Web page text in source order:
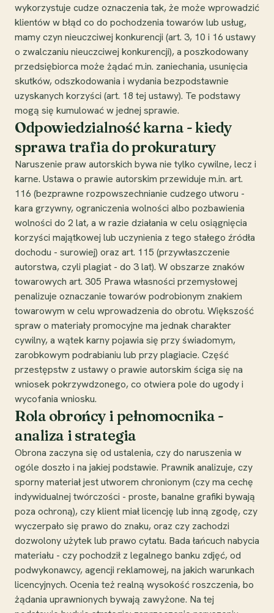
wykorzystuje cudze oznaczenia tak, że może wprowadzić
klientów w błąd co do pochodzenia towarów lub usług,
mamy czyn nieuczciwej konkurencji (art. 3, 10 i 16 ustawy
o zwalczaniu nieuczciwej konkurencji), a poszkodowany
przedsiębiorca może żądać m.in. zaniechania, usunięcia
skutków, odszkodowania i wydania bezpodstawnie
uzyskanych korzyści (art. 18 tej ustawy). Te podstawy
mogą się kumulować w jednej sprawie.
Odpowiedzialność karna - kiedy
sprawa trafia do prokuratury
Naruszenie praw autorskich bywa nie tylko cywilne, lecz i
karne. Ustawa o prawie autorskim przewiduje m.in. art.
116 (bezprawne rozpowszechnianie cudzego utworu -
kara grzywny, ograniczenia wolności albo pozbawienia
wolności do 2 lat, a w razie działania w celu osiągnięcia
korzyści majątkowej lub uczynienia z tego stałego źródła
dochodu - surowiej) oraz art. 115 (przywłaszczenie
autorstwa, czyli plagiat - do 3 lat). W obszarze znaków
towarowych art. 305 Prawa własności przemysłowej
penalizuje oznaczanie towarów podrobionym znakiem
towarowym w celu wprowadzenia do obrotu. Większość
spraw o materiały promocyjne ma jednak charakter
cywilny, a wątek karny pojawia się przy świadomym,
zarobkowym podrabianiu lub przy plagiacie. Część
przestępstw z ustawy o prawie autorskim ściga się na
wniosek pokrzywdzonego, co otwiera pole do ugody i
wycofania wniosku.
Rola obrońcy i pełnomocnika -
analiza i strategia
Obrona zaczyna się od ustalenia, czy do naruszenia w
ogóle doszło i na jakiej podstawie. Prawnik analizuje, czy
sporny materiał jest utworem chronionym (czy ma cechę
indywidualnej twórczości - proste, banalne grafiki bywają
poza ochroną), czy klient miał licencję lub inną zgodę, czy
wyczerpało się prawo do znaku, oraz czy zachodzi
dozwolony użytek lub prawo cytatu. Bada łańcuch nabycia
materiału - czy pochodził z legalnego banku zdjęć, od
podwykonawcy, agencji reklamowej, na jakich warunkach
licencyjnych. Ocenia też realną wysokość roszczenia, bo
żądania uprawnionych bywają zawyżone. Na tej